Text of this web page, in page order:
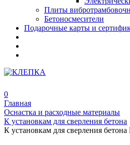
Плиты
Бетоносмесители
Подарочные карты и
0
Главная
Оснастка и расходные материалы
К установкам для сверления бетона
К установкам для сверления бетона